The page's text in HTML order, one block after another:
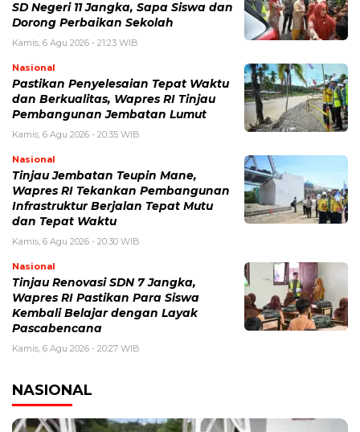
SD Negeri 11 Jangka, Sapa Siswa dan
Dorong Perbaikan Sekolah
Kamis, 6 Agu 2026 - 21:23 WIB
Nasional
Pastikan Penyelesaian Tepat Waktu
dan Berkualitas, Wapres RI Tinjau
Pembangunan Jembatan Lumut
Kamis, 6 Agu 2026 - 20:35 WIB
Nasional
Tinjau Jembatan Teupin Mane,
Wapres RI Tekankan Pembangunan
Infrastruktur Berjalan Tepat Mutu
dan Tepat Waktu
Kamis, 6 Agu 2026 - 20:30 WIB
Nasional
Tinjau Renovasi SDN 7 Jangka,
Wapres RI Pastikan Para Siswa
Kembali Belajar dengan Layak
Pascabencana
Kamis, 6 Agu 2026 - 20:27 WIB
NASIONAL